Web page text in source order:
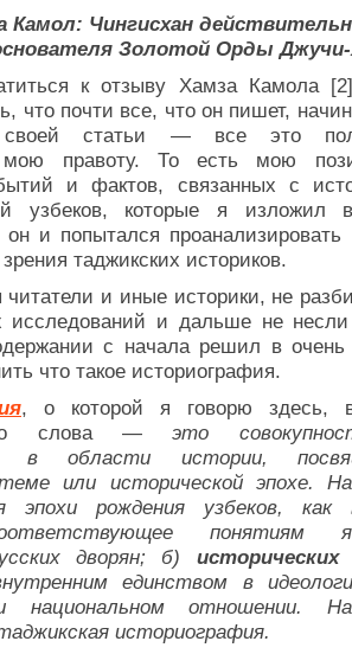
Камол: Чингисхан
Золотой Орды Джучи-
к отзыву Хамза Камола
что почти все, что он пишет,
своей статьи — все это
мою правоту. То есть мою
и фактов, связанных с
узбеков, которые я изложил
и попытался проанализировать
таджикских историков.
читатели и иные историки, не
исследований и дальше не
с начала решил в очень
что такое историография.
, о которой я говорю здесь,
слова —это
в области истории,
или исторической эпохе.
эпохи рождения узбеков, как
понятиям
дворян; б)
единством в
национальном отношении.
историография.